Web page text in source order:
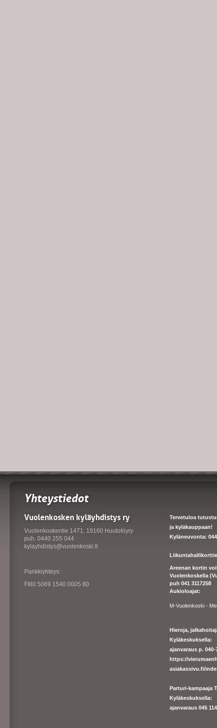
Yhteystiedot
Vuolenkosken kyläyhdistys ry
Vuolenkoskentie 1471, 19160 Huutotöyry
puh. 0440 255 044
kylayhdistys@vuolenkoski.fi
Pankkiyhteys:
FI80 5069 1540 0005 80
Tervetuloa
ja kyläkauppaan!
Kyläneuvonta: 044
Areenan kortin
Vuolenkoskella
puh 041 3117258
Aukioloajat:
M-Vuolenkoski -
Hieroja,
Kyläkeskuksella:
ajanvaraus p.
https://
asiakassivu.fi/
Parturi-kampaaja
Kyläkeskuksella:
ajanvaraus 045